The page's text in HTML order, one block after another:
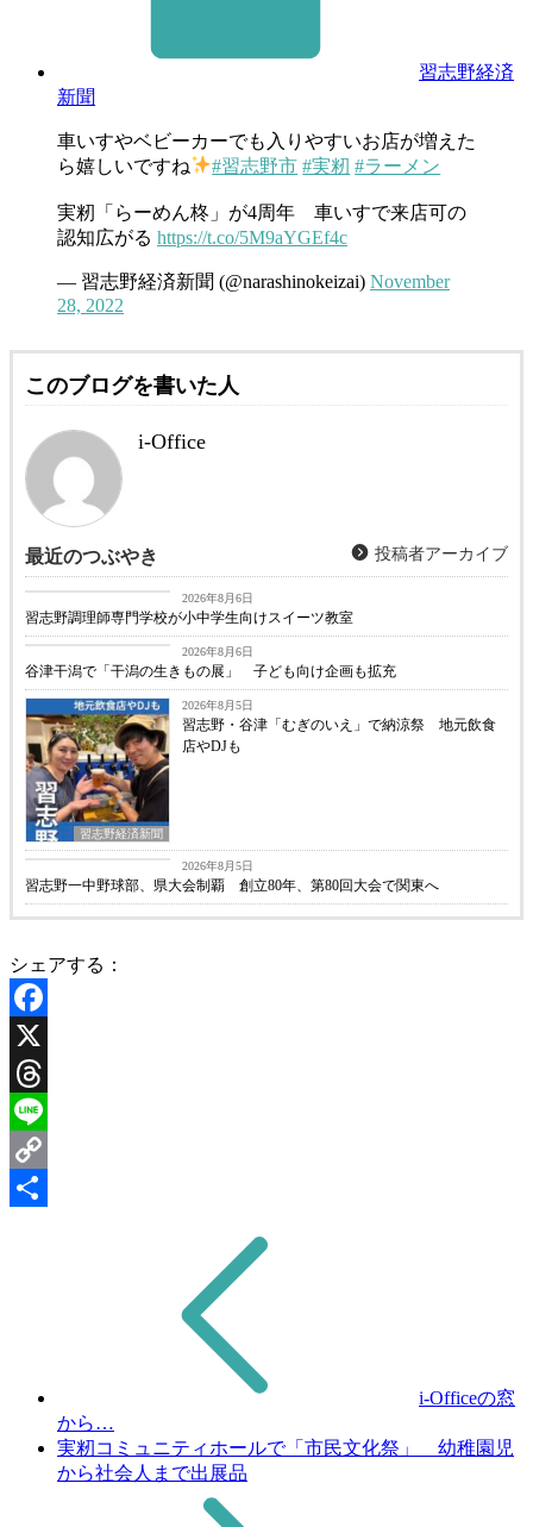
習志野経済
新聞
車いすやベビーカーでも入りやすいお店が増えた
ら嬉しいですね
#習志野市 #実籾 #ラーメン
実籾「らーめん柊」が4周年 車いすで来店可の
認知広がる https://t.co/5M9aYGEf4c
— 習志野経済新聞 (@narashinokeizai) November
28, 2022
このブログを書いた人
i-Office
最近のつぶやき 投稿者アーカイブ
2026年8月6日
習志野調理師専門学校が小中学生向けスイーツ教室
習志野経済新聞
2026年8月6日
谷津干潟で「干潟の生きもの展」 子ども向け企画も拡充
習志野経済新聞
2026年8月5日
習志野・谷津「むぎのいえ」で納涼祭 地元飲食
店やDJも
習志野経済新聞
2026年8月5日
習志野一中野球部、県大会制覇 創立80年、第80回大会で関東へ
シェアする：
Facebook
X
Threads
Line
Copy
i-Officeの窓
から…
実籾コミュニティホールで「市民文化祭」 幼稚園児
から社会人まで出展品